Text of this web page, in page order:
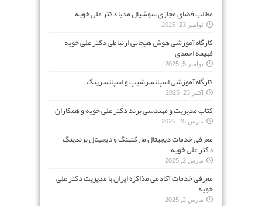
مطالب فضای مجازی سوشیال مدیا دکتر علی خویه
نوامبر 23, 2025
کارگاه آموزشی هوش هیجانی ارتباطی دکتر علی خویه
فهیمه احمدی
نوامبر 5, 2025
کارگاه آموزشی اسپانسرشیپ و اسپانسرینگ
اکتبر 23, 2025
کتاب مدیریت و مهندسی برند دکتر علی خویه و همکاران
مارس 25, 2025
معرفی خدمات دیجیتال مارکتینگ و دیجیتال برندینگ
دکتر علی خویه
مارس 2, 2025
معرفی خدمات آکادمی مذاکره ایران با مدیریت دکتر علی
خویه
مارس 2, 2025